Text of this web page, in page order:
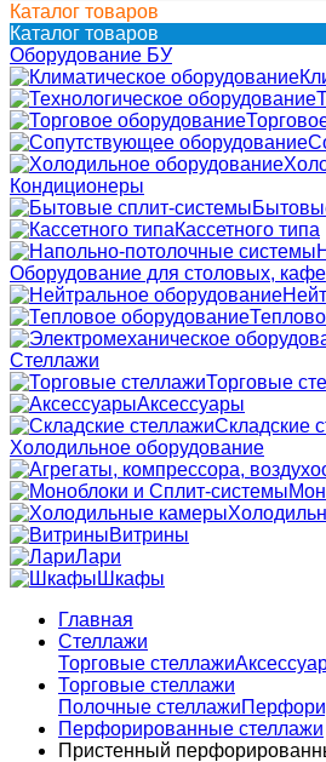
Каталог товаров
Каталог товаров
Оборудование БУ
Кондиционеры
Кассетного типа
Оборудование для столовых,
Стеллажи
Торговые
Аксессуары
Складские
Холодильное оборудование
Витрины
Лари
Шкафы
Главная
Стеллажи
Торговые стеллажи
Торговые стеллажи
Полочные стеллажи
Перфорированные стеллажи
Пристенный